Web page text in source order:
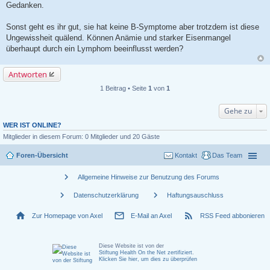
Gedanken.
Sonst geht es ihr gut, sie hat keine B-Symptome aber trotzdem ist diese
Ungewissheit quälend. Können Anämie und starker Eisenmangel
überhaupt durch ein Lymphom beeinflusst werden?
Antworten
1 Beitrag • Seite 1 von 1
Gehe zu
WER IST ONLINE?
Mitglieder in diesem Forum: 0 Mitglieder und 20 Gäste
Foren-Übersicht Das Team
Kontakt
chevron_right Allgemeine Hinweise zur Benutzung des Forums
chevron_right Datenschutzerklärung chevron_right Haftungsauschluss
home Zur Homepage von Axel mail_outline E-Mail an Axel rss_feed RSS Feed abbonieren
Diese Website ist von der
Stiftung Health On the Net zertifiziert
Klicken Sie hier, um dies zu überprüfen